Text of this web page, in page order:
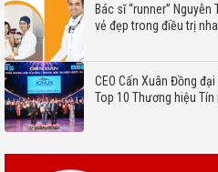
Bác sĩ “runner”
vẻ đẹp trong điều trị
CEO Cấn Xuân Đồng
Top 10 Thương hiệu